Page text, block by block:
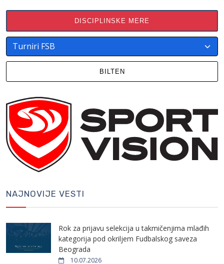
DISCIPLINSKE MERE
BILTEN
NAJNOVIJE VESTI
Rok za prijavu selekcija u takmičenjima mlađih
kategorija pod okriljem Fudbalskog saveza
Beograda
10.07.2026